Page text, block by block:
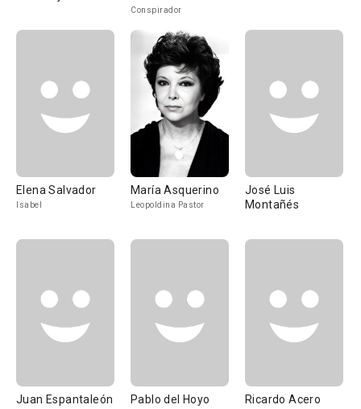
Conspirador
Elena Salvador
Isabel
María Asquerino
Leopoldina Pastor
José Luis
Montañés
Juan Espantaleón Pablo del Hoyo Ricardo Acero